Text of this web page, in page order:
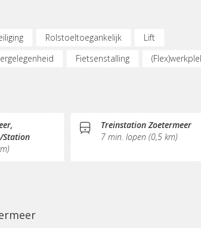
Rolstoeltoegankelijk
Lift
Fietsenstalling
Station
Treinstation Zoetermeer
7 min. lopen (0,5 km)